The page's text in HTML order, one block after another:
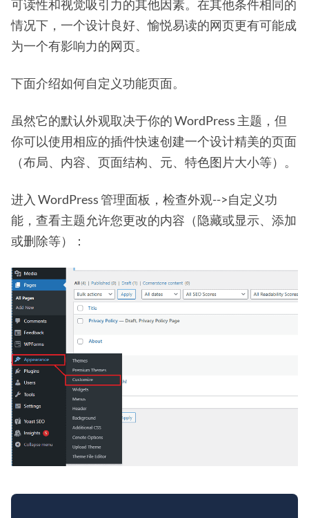
可读性和视觉吸引力的其他因素。在其他条件相同的
情况下，一个设计良好、愉悦易读的网页更有可能成
为一个有影响力的网页。
下面介绍如何自定义功能页面。
虽然它的默认外观取决于你的 WordPress 主题，但
你可以使用相应的插件快速创建一个设计精美的页面
（布局、内容、页面结构、元、特色图片大小等）。
进入 WordPress 管理面板，检查外观-->自定义功
能，查看主题允许您更改的内容（隐藏或显示、添加
或删除等）：